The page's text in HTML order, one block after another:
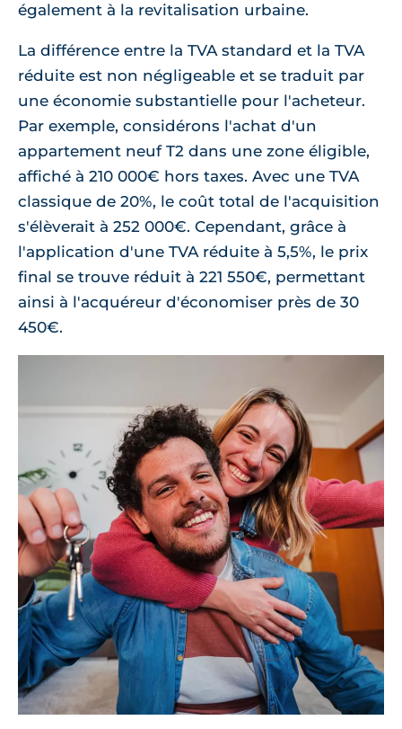
également à la revitalisation urbaine.
La différence entre la TVA standard et la TVA
réduite est non négligeable et se traduit par
une économie substantielle pour l'acheteur.
Par exemple, considérons l'achat d'un
appartement neuf T2 dans une zone éligible,
affiché à 210 000€ hors taxes. Avec une TVA
classique de 20%, le coût total de l'acquisition
s'élèverait à 252 000€. Cependant, grâce à
l'application d'une TVA réduite à 5,5%, le prix
final se trouve réduit à 221 550€, permettant
ainsi à l'acquéreur d'économiser près de 30
450€.